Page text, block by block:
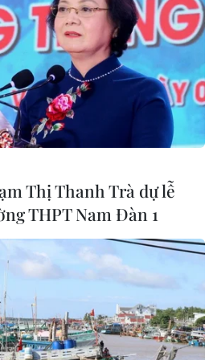
Dự án mở rộng đường
Nguyễn Tuân tăng kết nối
khu vực phía Tây Nam Hà
Nội
06/08/2026 08:19
khoăn khả năng cân đối
vốn 2 siêu dự án giao
06/08/2026 07:00
Thị Thanh Trà dự lễ
THPT Nam Đàn 1